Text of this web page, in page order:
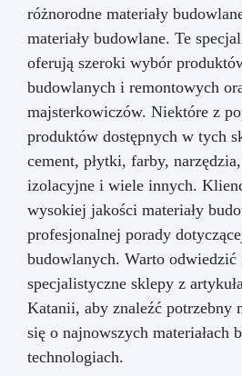
różnorodne materiały
materiały budowlane. Te
oferują szeroki wybór
budowlanych i remontowych
majsterkowiczów. Niektóre z
produktów dostępnych w tych
cement, płytki, farby,
izolacyjne i wiele innych.
wysokiej jakości materiały
profesjonalnej porady
budowlanych. Warto odwiedzić
specjalistyczne sklepy z
Katanii, aby znaleźć potrzebny
się o najnowszych materiałach
technologiach.